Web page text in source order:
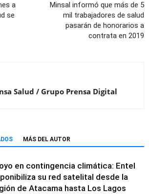
a
se
Minsal informó que más de 5
mil trabajadores de salud
pasarán de honorarios a
contrata en 2019
Salud / Grupo Prensa Digital
MÁS DEL AUTOR
en contingencia climática: Entel
su red satelital desde la
de Atacama hasta Los Lagos